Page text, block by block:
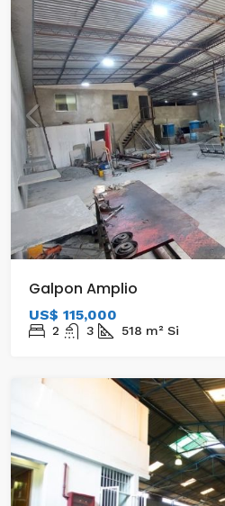
Galpon Amplio
US$ 115,000
2 3 518 m² Si